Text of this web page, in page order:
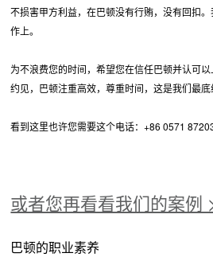
不损害甲方利益，在巴顿没有行贿，没有回扣
作上。
为不浪费您的时间，希望您在信任巴顿并认可
约见，巴顿注重高效，尊重时间，这是我们最底
看到这里也许您需要这个电话：+86 0571
或者您再看看我们的案例
巴顿的职业素养